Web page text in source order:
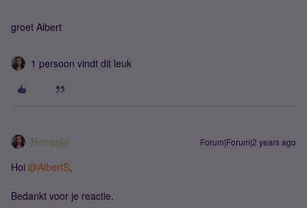
groet Albert
1 persoon vindt dit leuk
Roeqajja Forum|Forum|2 years ago
Hoi @AlbertS,
Bedankt voor je reactie.